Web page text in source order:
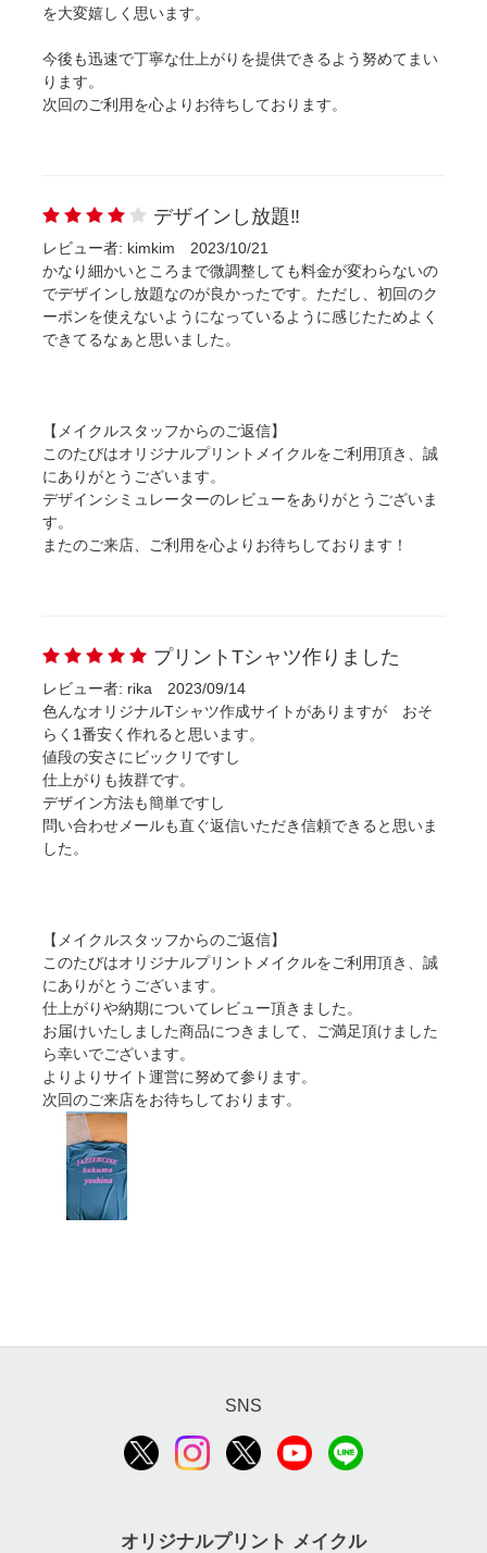
を大変嬉しく思います。
今後も迅速で丁寧な仕上がりを提供できるよう努めてまい
ります。
次回のご利用を心よりお待ちしております。
デザインし放題‼
レビュー者: kimkim
2023/10/21
かなり細かいところまで微調整しても料金が変わらないの
でデザインし放題なのが良かったです。ただし、初回のク
ーポンを使えないようになっているように感じたためよく
できてるなぁと思いました。
【メイクルスタッフからのご返信】
このたびはオリジナルプリントメイクルをご利用頂き、誠
にありがとうございます。
デザインシミュレーターのレビューをありがとうございま
す。
またのご来店、ご利用を心よりお待ちしております！
プリントTシャツ作りました
レビュー者: rika
2023/09/14
色んなオリジナルTシャツ作成サイトがありますが おそ
らく1番安く作れると思います。
値段の安さにビックリですし
仕上がりも抜群です。
デザイン方法も簡単ですし
問い合わせメールも直ぐ返信いただき信頼できると思いま
した。
【メイクルスタッフからのご返信】
このたびはオリジナルプリントメイクルをご利用頂き、誠
にありがとうございます。
仕上がりや納期についてレビュー頂きました。
お届けいたしました商品につきまして、ご満足頂けました
ら幸いでございます。
よりよりサイト運営に努めて参ります。
次回のご来店をお待ちしております。
SNS
オリジナルプリント メイクル